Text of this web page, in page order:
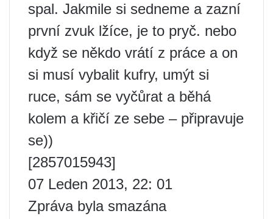
spal. Jakmile si sedneme a zazní
první zvuk lžíce, je to pryč. nebo
když se někdo vrátí z práce a on
si musí vybalit kufry, umýt si
ruce, sám se vyčůrat a běhá
kolem a křičí ze sebe – připravuje
se))
[2857015943]
07 Leden 2013, 22: 01
Zpráva byla smazána